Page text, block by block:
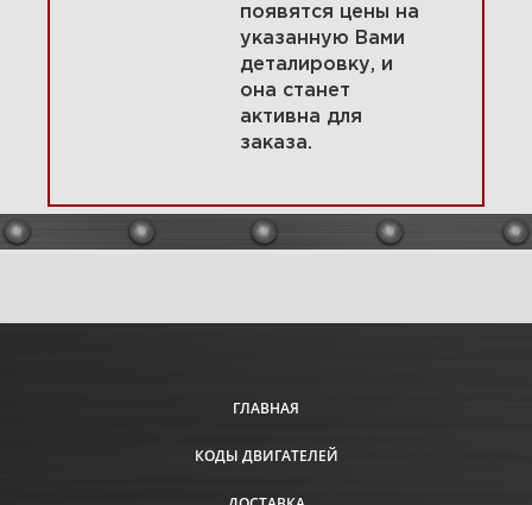
21 Электрический стартер 1.2
KW 580447-0115-E2
22 Водяной насос, вентилятор
появятся цены на
указанную Вами
деталировку, и
она станет
активна для
заказа.
ГЛАВНАЯ
КОДЫ ДВИГАТЕЛЕЙ